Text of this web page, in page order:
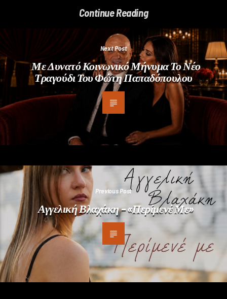
Continue Reading
Next Post
Με Δυνατό Κοινωνικό Μήνυμα Το Νέο
Τραγούδι Του Φώτη Παπαδόπουλου
Previous Post
Αγγελική Βλαχάκη – «Περίμενέ Με»